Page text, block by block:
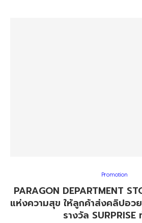
Promotion
PARAGON DEPARTMENT
แห่งความสุข ให้ลูกค้าส่งคลิปอ
รางวัล